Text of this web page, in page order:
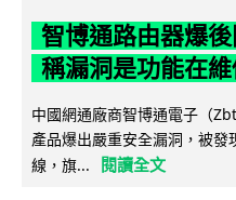
智博通路由器爆
稱漏洞是功能在維
中國網通廠商智博通電子（
產品爆出嚴重安全漏洞，被
線，旗...
閱讀全文